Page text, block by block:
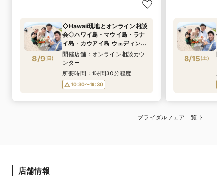
8/9(日)
◇Hawaii現地とオンライン相談
会◇ハワイ島・マウイ島・ラナ
イ島・カウアイ島 ウェディング
コーディネーターと直接話せる
チャンス！式場選びからハワイ
ウェディングの最新トレンドま
で！
開催店舗：オンライン相談カウ
ンター
所要時間：1時間30分程度
10:30〜19:30
8/15(土)
ブライダルフェア一覧
店舗情報